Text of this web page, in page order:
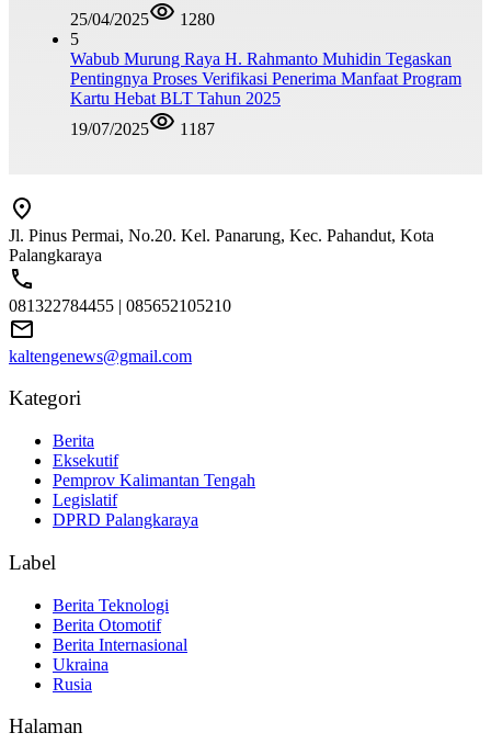
25/04/2025
1280
5
Wabub Murung Raya H. Rahmanto Muhidin Tegaskan
Pentingnya Proses Verifikasi Penerima Manfaat Program
Kartu Hebat BLT Tahun 2025
19/07/2025
1187
Jl. Pinus Permai, No.20. Kel. Panarung, Kec. Pahandut, Kota
Palangkaraya
081322784455 | 085652105210
kaltengenews@gmail.com
Kategori
Berita
Eksekutif
Pemprov Kalimantan Tengah
Legislatif
DPRD Palangkaraya
Label
Berita Teknologi
Berita Otomotif
Berita Internasional
Ukraina
Rusia
Halaman